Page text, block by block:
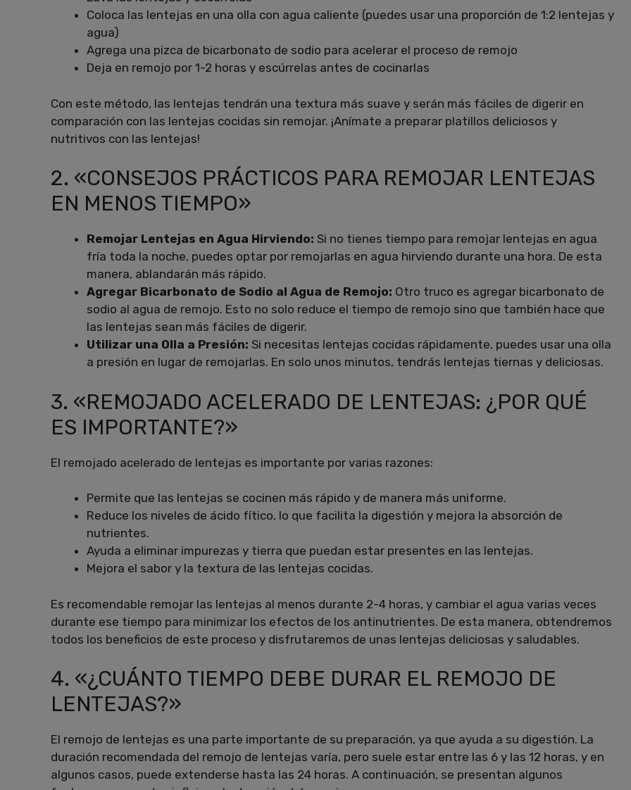
Coloca las lentejas en una olla con agua caliente (puedes usar una proporción de 1:2 lentejas y
agua)
Agrega una pizca de bicarbonato de sodio para acelerar el proceso de remojo
Deja en remojo por 1-2 horas y escúrrelas antes de cocinarlas
Con este método, las lentejas tendrán una textura más suave y serán más fáciles de digerir en
comparación con las lentejas cocidas sin remojar. ¡Anímate a preparar platillos deliciosos y
nutritivos con las lentejas!
2. «CONSEJOS PRÁCTICOS PARA REMOJAR LENTEJAS
EN MENOS TIEMPO»
Remojar Lentejas en Agua Hirviendo: Si no tienes tiempo para remojar lentejas en agua
fría toda la noche, puedes optar por remojarlas en agua hirviendo durante una hora. De esta
manera, ablandarán más rápido.
Agregar Bicarbonato de Sodio al Agua de Remojo: Otro truco es agregar bicarbonato de
sodio al agua de remojo. Esto no solo reduce el tiempo de remojo sino que también hace que
las lentejas sean más fáciles de digerir.
Utilizar una Olla a Presión: Si necesitas lentejas cocidas rápidamente, puedes usar una olla
a presión en lugar de remojarlas. En solo unos minutos, tendrás lentejas tiernas y deliciosas.
3. «REMOJADO ACELERADO DE LENTEJAS: ¿POR QUÉ
ES IMPORTANTE?»
El remojado acelerado de lentejas es importante por varias razones:
Permite que las lentejas se cocinen más rápido y de manera más uniforme.
Reduce los niveles de ácido fítico, lo que facilita la digestión y mejora la absorción de
nutrientes.
Ayuda a eliminar impurezas y tierra que puedan estar presentes en las lentejas.
Mejora el sabor y la textura de las lentejas cocidas.
Es recomendable remojar las lentejas al menos durante 2-4 horas, y cambiar el agua varias veces
durante ese tiempo para minimizar los efectos de los antinutrientes. De esta manera, obtendremos
todos los beneficios de este proceso y disfrutaremos de unas lentejas deliciosas y saludables.
4. «¿CUÁNTO TIEMPO DEBE DURAR EL REMOJO DE
LENTEJAS?»
El remojo de lentejas es una parte importante de su preparación, ya que ayuda a su digestión. La
duración recomendada del remojo de lentejas varía, pero suele estar entre las 6 y las 12 horas, y en
algunos casos, puede extenderse hasta las 24 horas. A continuación, se presentan algunos